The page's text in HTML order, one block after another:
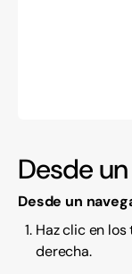
Desde
Desde un
Haz clic en
derecha.